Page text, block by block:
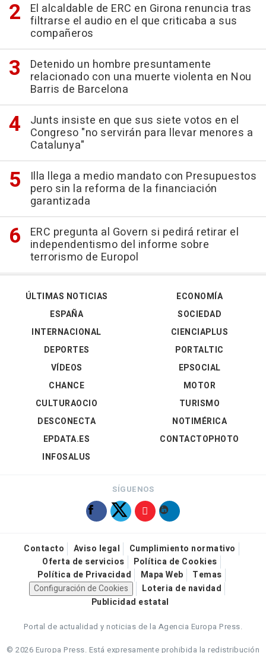
El alcaldable de ERC en Girona renuncia tras
filtrarse el audio en el que criticaba a sus
compañeros
Detenido un hombre presuntamente
relacionado con una muerte violenta en Nou
Barris de Barcelona
Junts insiste en que sus siete votos en el
Congreso "no servirán para llevar menores a
Catalunya"
Illa llega a medio mandato con Presupuestos
pero sin la reforma de la financiación
garantizada
ERC pregunta al Govern si pedirá retirar el
independentismo del informe sobre
terrorismo de Europol
ÚLTIMAS NOTICIAS
ESPAÑA
INTERNACIONAL
DEPORTES
VÍDEOS
ECONOMÍA
SOCIEDAD
CIENCIAPLUS
PORTALTIC
EPSOCIAL
CHANCE
CULTURAOCIO
DESCONECTA
EPDATA.ES
INFOSALUS
MOTOR
TURISMO
NOTIMÉRICA
CONTACTOPHOTO
SÍGUENOS
Contacto Aviso legal
Cumplimiento normativo
Oferta de servicios
Política de Cookies
Política de Privacidad
Mapa Web
Temas
Configuración de Cookies
Loteria de navidad
Publicidad estatal
Portal de actualidad y noticias de la Agencia Europa Press.
© 2026 Europa Press. Está expresamente prohibida la redistribución